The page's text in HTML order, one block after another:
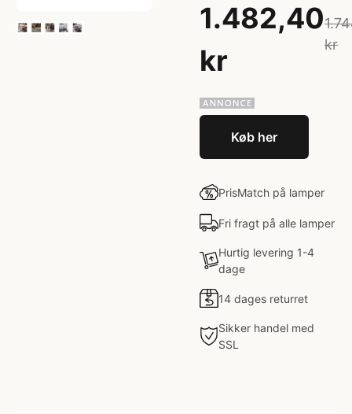
1.482,40
kr
kr
Køb her
PrisMatch på lamper
Fri fragt på alle lamper
Hurtig levering 1-4
dage
14 dages returret
Sikker handel med
SSL